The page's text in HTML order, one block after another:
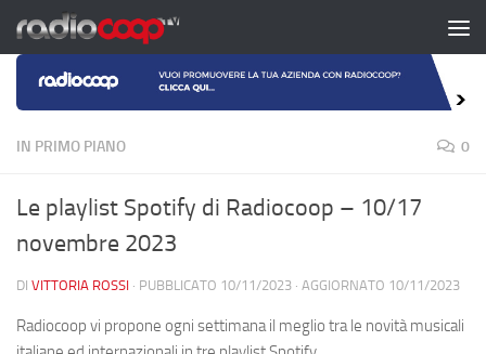
Salta al contenuto
IN PRIMO PIANO 0
Le playlist Spotify di Radiocoop – 10/17
novembre 2023
DI VITTORIA ROSSI · PUBBLICATO 10/11/2023 · AGGIORNATO 10/11/2023
Radiocoop vi propone ogni settimana il meglio tra le novità musicali